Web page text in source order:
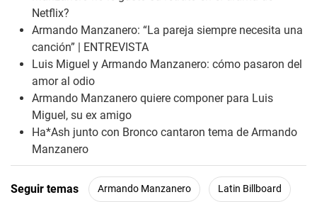
s
Netflix?
Armando Manzanero: “La pareja siempre necesita una
canción” | ENTREVISTA
Luis Miguel y Armando Manzanero: cómo pasaron del
amor al odio
Armando Manzanero quiere componer para Luis
Miguel, su ex amigo
Ha*Ash junto con Bronco cantaron tema de Armando
Manzanero
Seguir temas Armando Manzanero Latin Billboard